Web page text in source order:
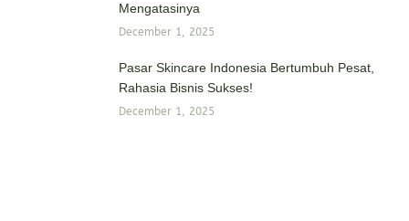
Mengatasinya
December 1, 2025
Pasar Skincare Indonesia Bertumbuh Pesat,
Rahasia Bisnis Sukses!
December 1, 2025